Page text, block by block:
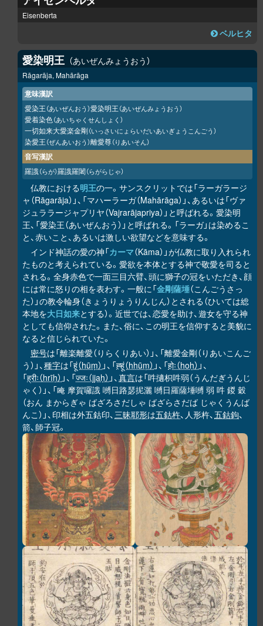
Eisenberta
ベルヒタ
愛染明王 あいぜんみょうおう
Rāgarāja, Mahārāga
意味漢訳
愛染王（あいぜんおう）愛染明王（あいぜんみょうおう）
愛着染色（あいちゃくせんしょく）
一切如来大愛楽金剛（いっさいにょらいだいあいぎょうこんごう）
染愛王（ぜんあいおう）離愛尊（りあいそん）
音写漢訳
羅誐（らが）羅誐羅闍（らがらじゃ）
仏教における明王の一。サンスクリットでは「ラーガラージ
ャ（Rāgarāja）」、「マハーラーガ（Mahārāga）」、あるいは「ヴァ
ジュララージャプリヤ（Vajrarājapriya）」と呼ばれる。愛染明
王、「愛染王（あいぜんおう）」と呼ばれる。「ラーガ」は染めるこ
と、赤いこと、あるいは激しい欲望などを意味する。
インド神話の愛の神「カーマ（Kāma）」が仏教に取り入れられ
たものと考えられている。愛欲を本体とする神で敬愛を司ると
される。全身赤色で一面三目六臂、頭に獅子の冠をいただき、顔
には常に怒りの相を表わす。一般に「金剛薩埵（こんごうさっ
た）」の教令輪身（きょうりょうりんじん）とされる（ひいては総
本地を大日如来とする）。近世では、恋愛を助け、遊女を守る神
としても信仰された。また、俗に、この明王を信仰すると美貌に
なると信じられていた。
密号は「離楽離愛（りらくりあい）」、「離愛金剛（りあいこんご
う）」、種字は「हूं（hūṃ） 」、「ह्हूं（hhūṃ） 」、「होः（hoḥ） 」、
「ह्रीः（hrīḥ） 」、「ज्जः（jjaḥ） 」、真言は「吽擿枳吽弱（うんだぎうんじ
ゃく）」、「唵 摩賀囉誐 嚩日路瑟抳灑 嚩日羅薩埵嚩 弱 吽 鍐 穀
（おん まからぎゃ ばざろさだしゃ ばざらさだば じゃくうんば
んこ）」、印相は外五鈷印、三昧耶形は五鈷杵、人形杵、五鈷鉤、
箭、師子冠。